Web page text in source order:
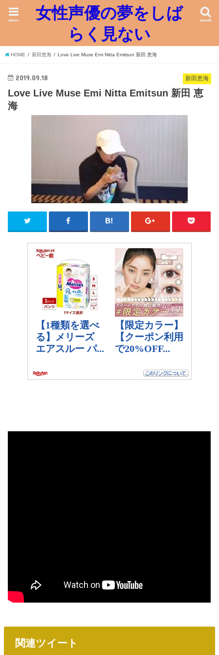
女性声優の夢をしば
らく見ない
search
menu
HOME 新田恵海 Love Live Muse Emi Nitta Emitsun 新田 恵海
新田恵海
2019.09.18
Love Live Muse Emi Nitta Emitsun 新田 恵
海
関連ツイート